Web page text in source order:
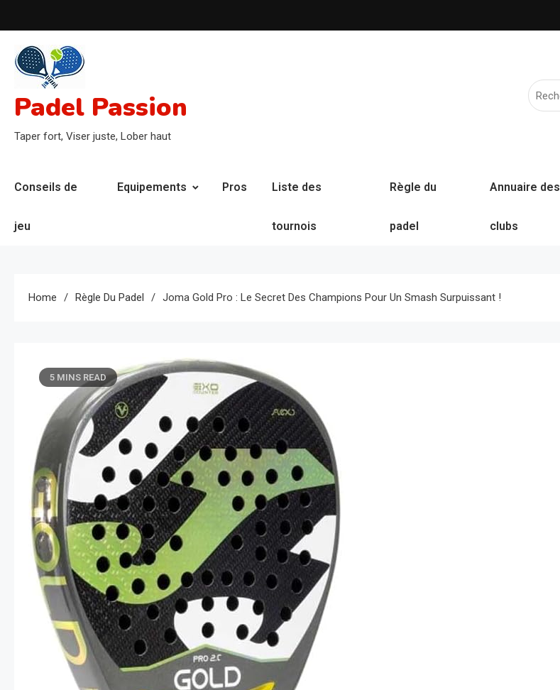
to
content
Padel Passion
Taper fort, Viser juste, Lober haut
Conseils de
jeu
Equipements Pros Liste des
tournois
Règle du
padel
Annuaire des
clubs
Home Règle Du Padel Joma Gold Pro : Le Secret Des Champions Pour Un Smash Surpuissant !
5 MINS READ